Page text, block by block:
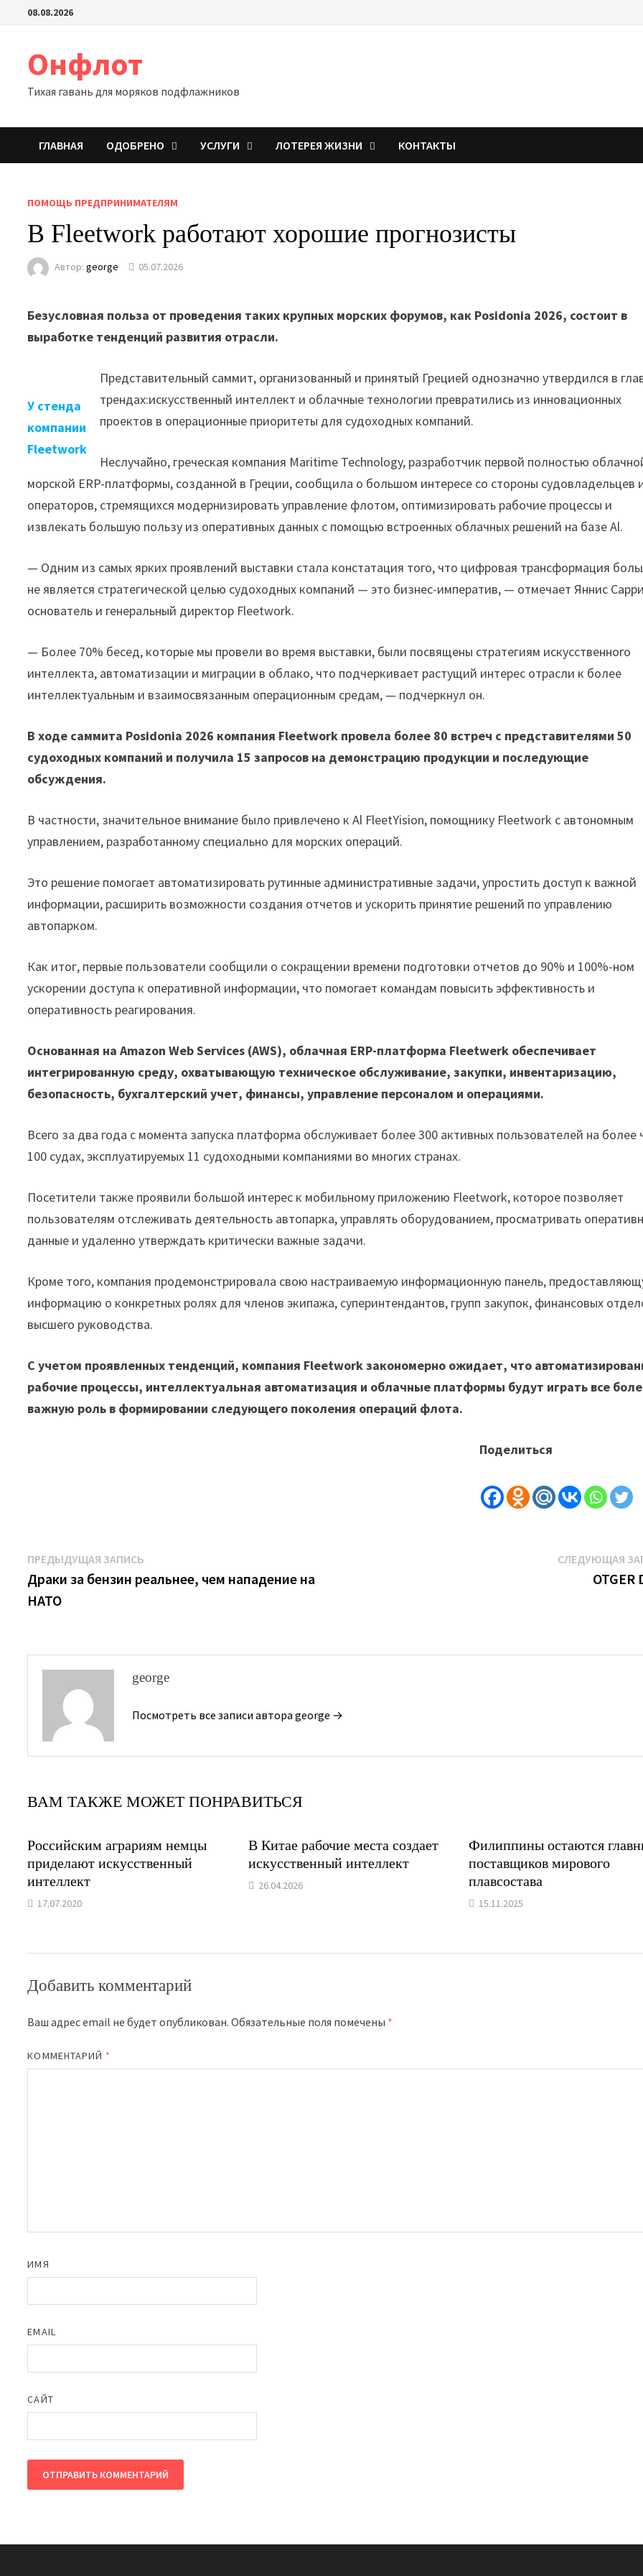
Перейти08.08.2026
Онфлот
Тихая гавань для моряков подфлажников
ГЛАВНАЯ ОДОБРЕНО УСЛУГИ ЛОТЕРЕЯ ЖИЗНИ КОНТАКТЫ
ПОМОЩЬ ПРЕДПРИНИМАТЕЛЯМ
В Fleetwork работают хорошие прогнозисты
Автор:george 05.07.2026
Безусловная польза от проведения таких крупных морских форумов, как Posidonia 2026, состоит в
выработке тенденций развития отрасли.
У стенда
компании
Fleetwork
Представительный саммит, организованный и принятый Грецией однозначно утвердился в
трендах:искусственный интеллект и облачные технологии превратились из инновационных
проектов в операционные приоритеты для судоходных компаний.
Неслучайно, греческая компания Maritime Technology, разработчик первой полностью
морской ERP-платформы, созданной в Греции, сообщила о большом интересе со стороны судовладельцев
операторов, стремящихся модернизировать управление флотом, оптимизировать рабочие процессы и
извлекать большую пользу из оперативных данных с помощью встроенных облачных решений на базе Al.
— Одним из самых ярких проявлений выставки стала констатация того, что цифровая трансформация
не является стратегической целью судоходных компаний — это бизнес-императив, — отмечает Яннис
основатель и генеральный директор Fleetwork.
— Более 70% бесед, которые мы провели во время выставки, были посвящены стратегиям искусственного
интеллекта, автоматизации и миграции в облако, что подчеркивает растущий интерес отрасли к более
интеллектуальным и взаимосвязанным операционным средам, — подчеркнул он.
В ходе саммита Posidonia 2026 компания Fleetwork провела более 80 встреч с представителями 50
судоходных компаний и получила 15 запросов на демонстрацию продукции и последующие
обсуждения.
В частности, значительное внимание было привлечено к Al FleetYision, помощнику Fleetwork с автономным
управлением, разработанному специально для морских операций.
Это решение помогает автоматизировать рутинные административные задачи, упростить доступ к важной
информации, расширить возможности создания отчетов и ускорить принятие решений по управлению
автопарком.
Как итог, первые пользователи сообщили о сокращении времени подготовки отчетов до 90% и 100%-ном
ускорении доступа к оперативной информации, что помогает командам повысить эффективность и
оперативность реагирования.
Основанная на Amazon Web Services (AWS), облачная ERP-платформа Fleetwerk обеспечивает
интегрированную среду, охватывающую техническое обслуживание, закупки, инвентаризацию,
безопасность, бухгалтерский учет, финансы, управление персоналом и операциями.
Всего за два года с момента запуска платформа обслуживает более 300 активных пользователей на более
100 судах, эксплуатируемых 11 судоходными компаниями во многих странах.
Посетители также проявили большой интерес к мобильному приложению Fleetwork, которое позволяет
пользователям отслеживать деятельность автопарка, управлять оборудованием, просматривать
данные и удаленно утверждать критически важные задачи.
Кроме того, компания продемонстрировала свою настраиваемую информационную панель,
информацию о конкретных ролях для членов экипажа, суперинтендантов, групп закупок, финансовых
высшего руководства.
С учетом проявленных тенденций, компания Fleetwork закономерно ожидает, что
рабочие процессы, интеллектуальная автоматизация и облачные платформы будут играть все
важную роль в формировании следующего поколения операций флота.
Поделиться
Навигация
по
ПРЕДЫДУЩАЯ ЗАПИСЬ
запись:
Драки за бензин реальнее, чем нападение на
НАТО
СЛЕДУЮЩАЯ
OTGER
george
Посмотреть все записи автора george →
ВАМ ТАКЖЕ МОЖЕТ ПОНРАВИТЬСЯ
Российским аграриям немцы
приделают искусственный
интеллект
17.07.2020
В Китае рабочие места создает
искусственный интеллект
26.04.2026
Филиппины остаются
поставщиков мирового
плавсостава
15.11.2025
Добавить комментарий
Ваш адрес email не будет опубликован. Обязательные поля помечены *
КОММЕНТАРИЙ *
ИМЯ
EMAIL
САЙТ